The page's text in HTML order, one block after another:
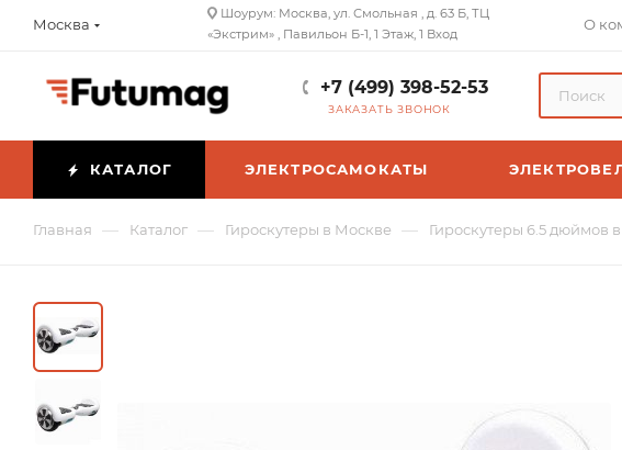
Москва
Шоурум: Москва, ул. Смольная , д. 63 Б, ТЦ
«Экстрим» , Павильон Б-1, 1 Этаж, 1 Вход
О
+7 (499) 398-52-53
ЗАКАЗАТЬ ЗВОНОК
КАТАЛОГ ЭЛЕКТРОСАМОКАТЫ
Главная — Каталог — Гироскутеры в Москве — Гироскутеры 6.5 дюймов